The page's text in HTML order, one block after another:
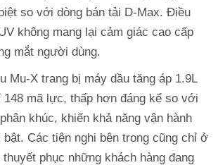
so với dòng bán tải D-Max. Điều
không mang lại cảm giác cao cấp
mắt người dùng.
Mu-X trang bị máy dầu tăng áp 1.9L
mã lực, thấp hơn đáng kể so với
khúc, khiến khả năng vận hành
Các tiện nghi bên trong cũng chỉ ở
phục những khách hàng đang